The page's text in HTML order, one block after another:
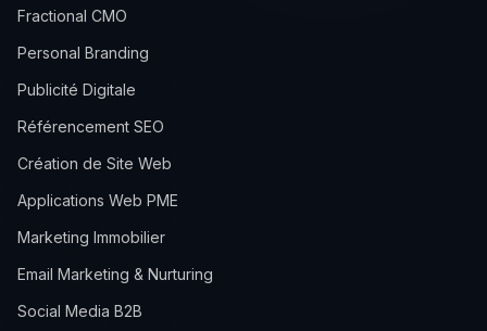
Fractional CMO
Personal Branding
Publicité Digitale
Référencement SEO
Création de Site Web
Applications Web PME
Marketing Immobilier
Email Marketing & Nurturing
Social Media B2B